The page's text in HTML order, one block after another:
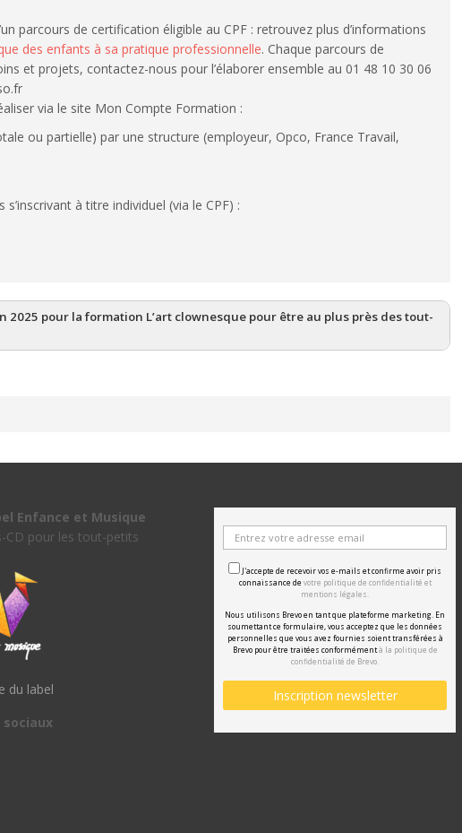
parcours de certification éligible au CPF : retrouvez plus d’informations
des enfants à sa pratique professionnelle. Chaque parcours de
et projets, contactez-nous pour l’élaborer ensemble au 01 48 10 30 06
via le site Mon Compte Formation :
ou partielle) par une structure (employeur, Opco, France Travail,
à titre individuel (via le CPF) :
pour la formation L’art clownesque pour être au plus près des tout-
Enfance et Musique
CD pour les tout-petits
du label
sociaux
J'accepte de recevoir vos e-mails et confirme avoir pris
connaissance de votre politique de confidentialité et
mentions légales.
Nous utilisons Brevo en tant que plateforme marketing. En
soumettant ce formulaire, vous acceptez que les données
personnelles que vous avez fournies soient transférées à
Brevo pour être traitées conformémentà la politique de
confidentialité de Brevo.